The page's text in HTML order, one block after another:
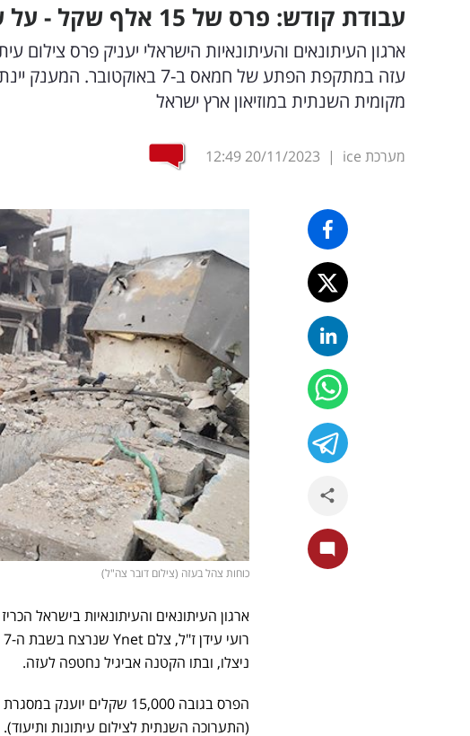
עבודת קודש: פרס של 15 אלף שקל - על שם הצלם שנרצח בעוטף עזה
עזה במתקפת הפתע של חמאס ב-7
מקומית השנתית במוזיאון ארץ ישראל
מערכת ice |
20/11/2023
12:49
כוחות צהל בעזה (צילום דובר צה"ל)
ארגון העיתונאים והעיתונאיות בישראל
רועי עידן ז"ל, צלם Ynet שנרצח בשבת ה-7 באוקטובר
ניצלו, ובתו הקטנה אביגיל נחטפה לעזה.
הפרס בגובה 15,000 שקלים יוענק במסגרת תערוכת